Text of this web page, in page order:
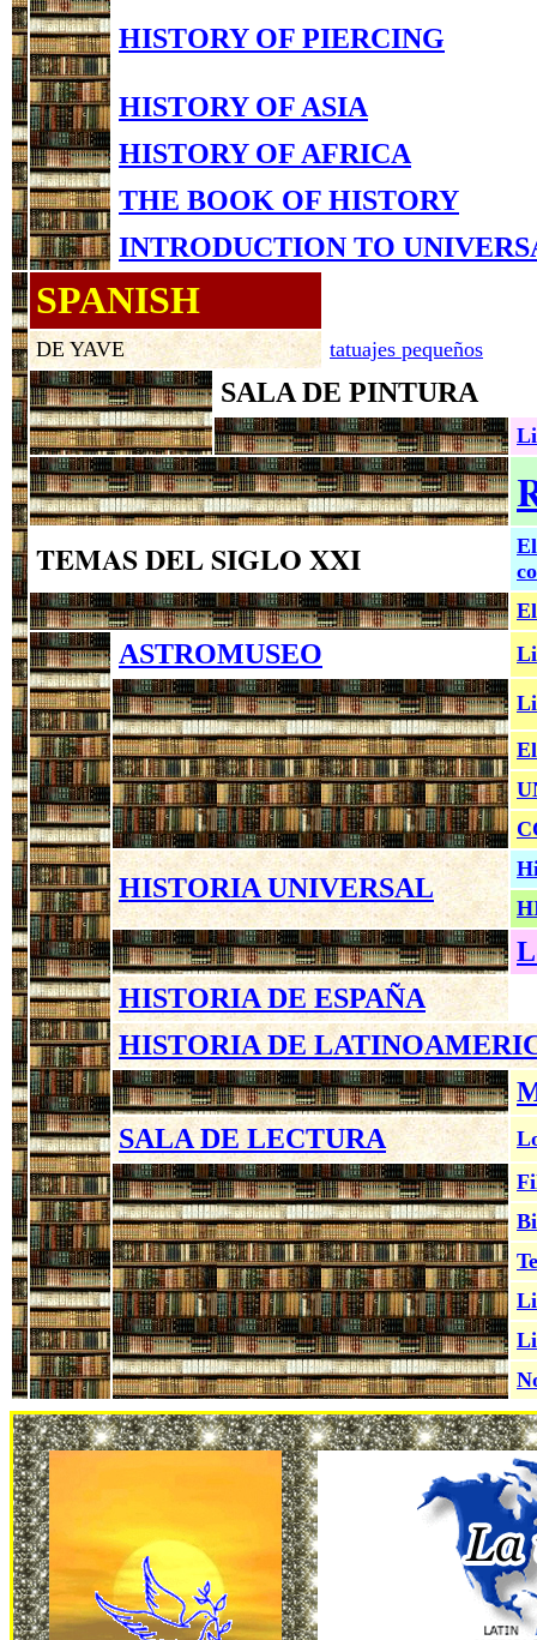
HISTORY OF PIERCING
HISTORY OF ASIA
HISTORY OF AFRICA
THE BOOK OF HISTORY
INTRODUCTION TO
SPANISH
DE YAVE tatuajes pequeños
SALA DE PINTURA
TEMAS DEL SIGLO XXI
ASTROMUSEO
HISTORIA UNIVERSAL
HISTORIA DE ESPAÑA
HISTORIA DE
SALA DE LECTURA